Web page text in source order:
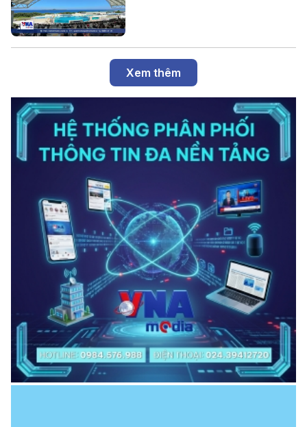
Xem thêm